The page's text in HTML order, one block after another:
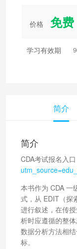
价格 免费
学习有效期
简介
简介
CDA考试报名入口
本书作为 CDA 一
式，从 EDIT（探
进行叙述，在传
析时应遵循的整
数据分析方法相
标。